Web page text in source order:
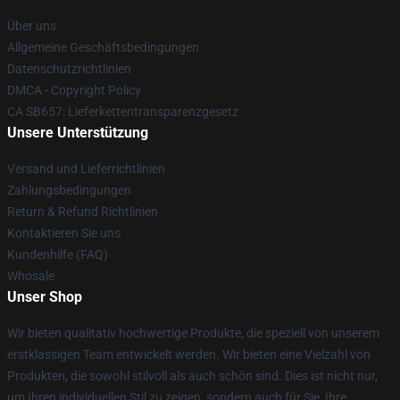
Über uns
Allgemeine Geschäftsbedingungen
Datenschutzrichtlinien
DMCA - Copyright Policy
CA SB657: Lieferkettentransparenzgesetz
Unsere Unterstützung
Versand und Lieferrichtlinien
Zahlungsbedingungen
Return & Refund Richtlinien
Kontaktieren Sie uns
Kundenhilfe (FAQ)
Whosale
Unser Shop
Wir bieten qualitativ hochwertige Produkte, die speziell von unserem
erstklassigen Team entwickelt werden. Wir bieten eine Vielzahl von
Produkten, die sowohl stilvoll als auch schön sind. Dies ist nicht nur,